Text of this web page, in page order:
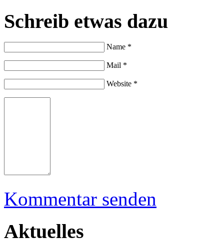
Schreib etwas dazu
Name *
Mail *
Website *
Kommentar senden
Aktuelles